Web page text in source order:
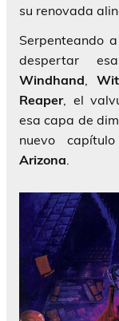
su renovada
Serpenteando
despertar
Windhand,
Reaper, el
esa capa de
nuevo
Arizona.